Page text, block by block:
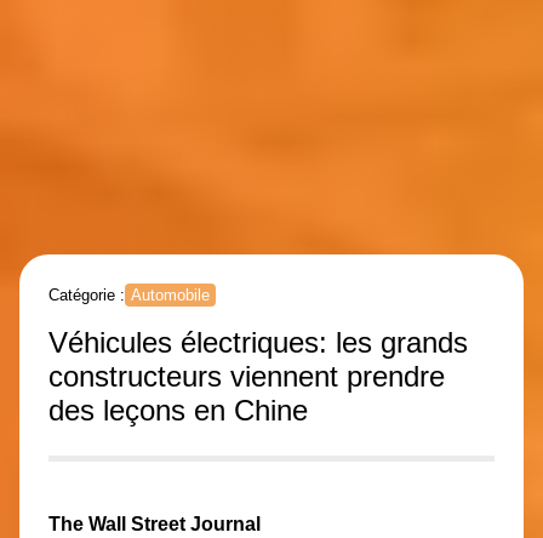
Catégorie : Automobile
Véhicules électriques: les grands
constructeurs viennent prendre
des leçons en Chine
The Wall Street Journal